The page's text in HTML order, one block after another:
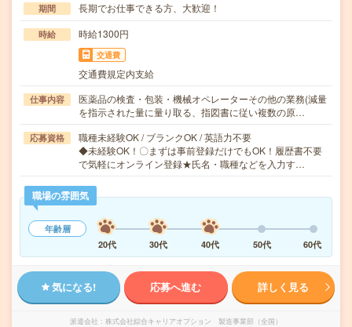
期間 長期でお仕事できる方、大歓迎！
時給 時給1300円
交通費
交通費規定内支給
仕事内容
医薬品の検査・包装・機械オペレーターその他の業務(減量
を指示された量に量り取る、指図書に従い複数の原…
応募資格
職種未経験OK / ブランクOK / 英語力不要
◆未経験OK！〇まずは事前登録だけでもOK！履歴書不要
で気軽にオンライン登録★氏名・職種などを入力す…
職場の雰囲気
年齢層
20代
30代 40代 50代 60代
気になる! 応募へ進む 詳しく見る
派遣会社 株式会社綜合キャリアオプション 製造事業部（全国）